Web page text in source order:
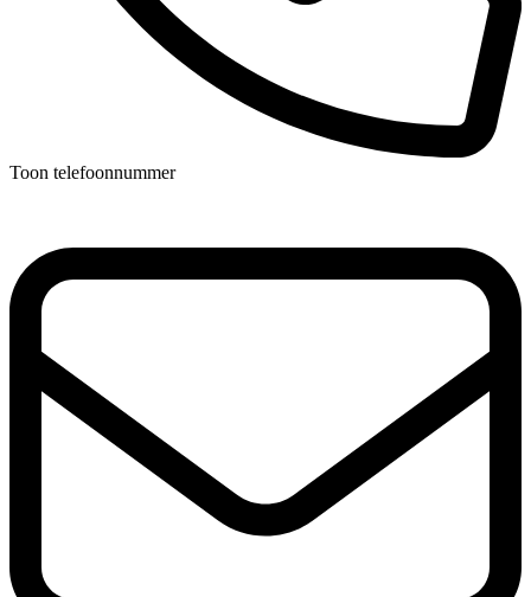
Toon telefoonnummer